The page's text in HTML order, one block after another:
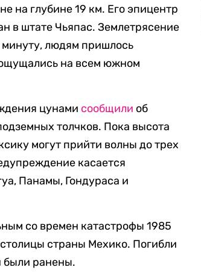
на глубине 19 км. Его эпицентр
в штате Чьяпас. Землетрясение
людям пришлось
ощущались на всем южном
цунами сообщили об
толчков. Пока высота
могут прийти волны до трех
касается
Панамы, Гондураса и
со времен катастрофы 1985
страны Мехико. Погибли
были ранены.